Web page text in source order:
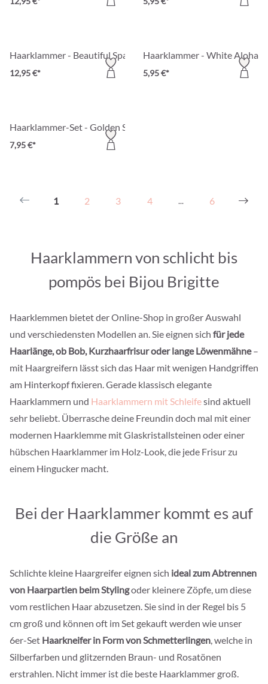
Haarklammer - Beautiful Sparkle
12,95 €*
Haarklammer - White Aloha
5,95 €*
Haarklammer-Set - Golden Shells
7,95 €*
1 2 3 4 ... 6
Haarklammern von schlicht bis
pompös bei Bijou Brigitte
Haarklemmen bietet der Online-Shop in großer Auswahl
und verschiedensten Modellen an. Sie eignen sich für jede
Haarlänge, ob Bob, Kurzhaarfrisur oder lange Löwenmähne–
mit Haargreifern lässt sich das Haar mit wenigen Handgriffen
am Hinterkopf fixieren. Gerade klassisch elegante
Haarklammern und Haarklammern mit Schleifesind aktuell
sehr beliebt. Überrasche deine Freundin doch mal mit einer
modernen Haarklemme mit Glaskristallsteinen oder einer
hübschen Haarklammer im Holz-Look, die jede Frisur zu
einem Hingucker macht.
Bei der Haarklammer kommt es auf
die Größe an
Schlichte kleine Haargreifer eignen sich ideal zum Abtrennen
von Haarpartien beim Stylingoder kleinere Zöpfe, um diese
vom restlichen Haar abzusetzen. Sie sind in der Regel bis 5
cm groß und können oft im Set gekauft werden wie unser
6er-Set Haarkneifer in Form von Schmetterlingen, welche in
Silberfarben und glitzernden Braun- und Rosatönen
erstrahlen. Nicht immer ist die beste Haarklammer groß.